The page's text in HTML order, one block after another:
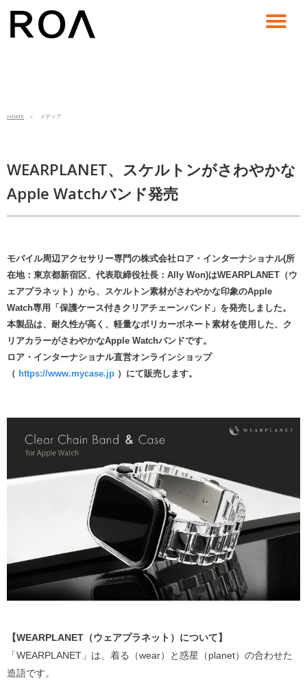
スHOME > メディア
WEARPLANET、スケルトンがさわやかな
Apple Watchバンド発売
モバイル周辺アクセサリー専門の株式会社ロア・インターナショナル(所
在地：東京都新宿区、代表取締役社長：Ally Won)はWEARPLANET（ウ
ェアプラネット）から、スケルトン素材がさわやかな印象のApple
Watch専用「保護ケース付きクリアチェーンバンド」を発売しました。
本製品は、耐久性が高く、軽量なポリカーボネート素材を使用した、ク
リアカラーがさわやかなApple Watchバンドです。
ロア・インターナショナル直営オンラインショップ
（ https://www.mycase.jp ）にて販売します。
【WEARPLANET（ウェアプラネット） について】
「WEARPLANET」は、着る（wear）と惑星（planet）の合わせた
造語です。